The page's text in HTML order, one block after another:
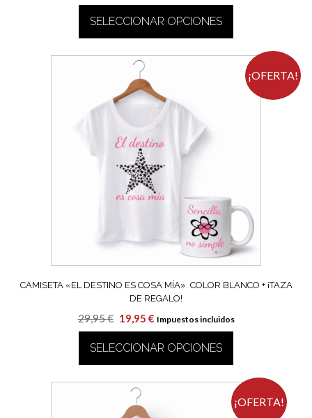
precio
original
era:
29,95 €.
precio
actual
es:
19,95 €.
SELECCIONAR OPCIONES
producto
múltiples
variantes.
se
pueden
en
producto
¡OFERTA!
CAMISETA «EL DESTINO ES COSA MÍA». COLOR BLANCO + ¡TAZA
DE REGALO!
29,95€ El
precio
original
era:
29,95 €.
19,95 €El
precio
actual
es:
19,95 €.
Impuestos incluidos
SELECCIONAR OPCIONES
producto
¡OFERTA!